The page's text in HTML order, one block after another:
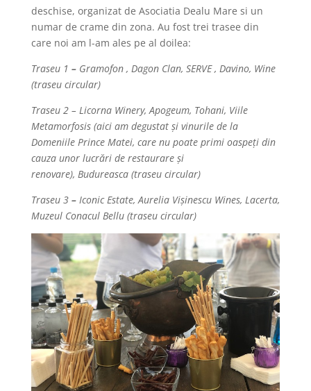
deschise, organizat de Asociatia Dealu Mare si un
numar de crame din zona. Au fost trei trasee din
care noi am l-am ales pe al doilea:
Traseu 1 – Gramofon , Dagon Clan, SERVE , Davino, Wine
(traseu circular)
Traseu 2– Licorna Winery, Apogeum, Tohani, Viile
Metamorfosis (aici am degustat și vinurile de la
Domeniile Prince Matei, care nu poate primi oaspeți din
cauza unor lucrări de restaurare și
renovare), Budureasca (traseu circular)
Traseu 3 – Iconic Estate, Aurelia Vișinescu Wines, Lacerta,
Muzeul Conacul Bellu (traseu circular)